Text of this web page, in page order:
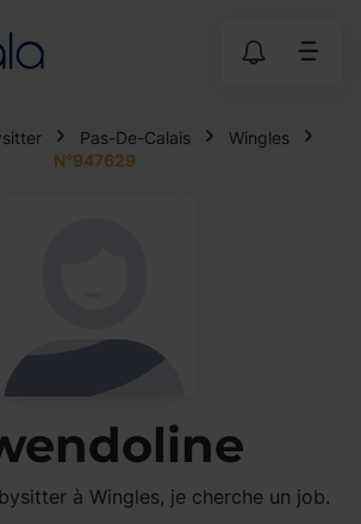
Pas-De-Calais
Wingles
N°947629
à Wingles, je cherche un job.